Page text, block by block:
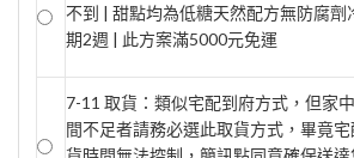
不到 | 甜點均為低糖天然配方無防腐劑
期2週 | 此方案滿5000元免運
7-11 取貨：類似宅配到府方式，但家
間不足者請務必選此取貨方式，畢竟